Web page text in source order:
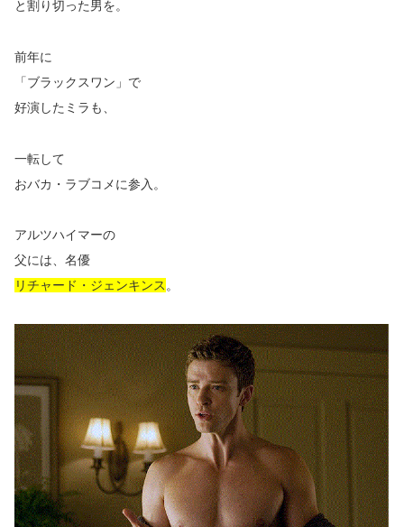
と割り切った男を。
前年に
「ブラックスワン」で
好演したミラも、
一転して
おバカ・ラブコメに参入。
アルツハイマーの
父には、名優
リチャード・ジェンキンス。